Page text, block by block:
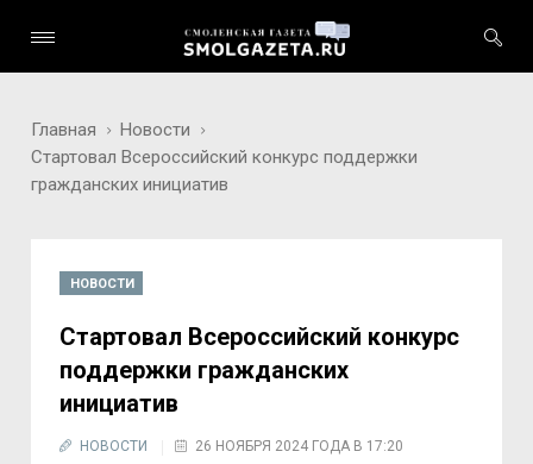
Главная
Новости
Стартовал Всероссийский конкурс поддержки
гражданских инициатив
НОВОСТИ
Стартовал Всероссийский конкурс
поддержки гражданских
инициатив
НОВОСТИ 26 НОЯБРЯ 2024 ГОДА В 17:20